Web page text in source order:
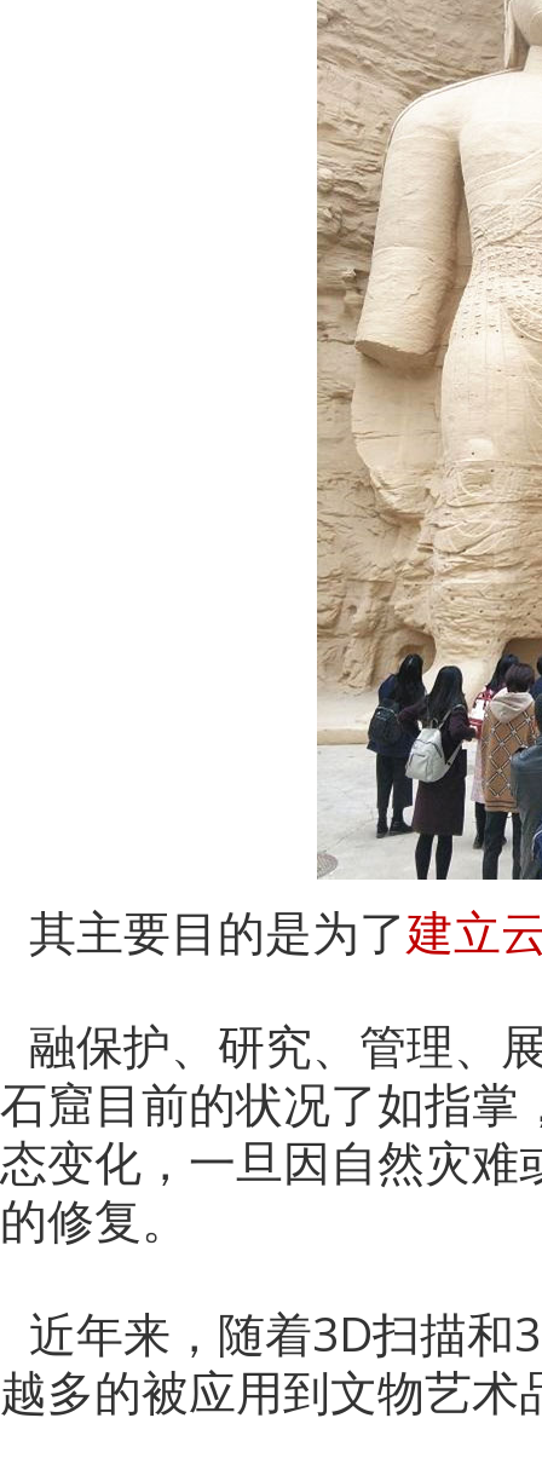
其主要目的是为了建立
融保护、研究、管理、
石窟目前的状况了如指
态变化，一旦因自然灾
的修复。
近年来，随着3D扫描和
越多的被应用到文物艺